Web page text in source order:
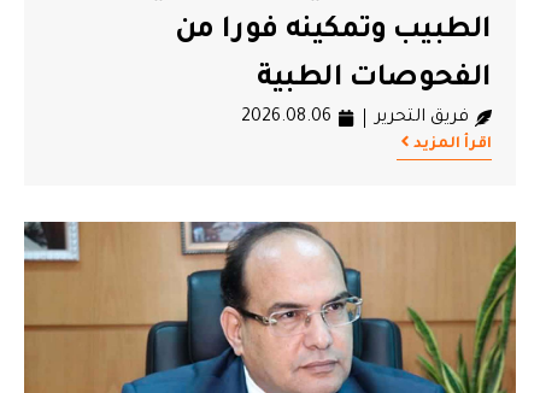
الطبيب وتمكينه فورا من
الفحوصات الطبية
فريق التحرير 2026.08.06
اقرأ المزيد